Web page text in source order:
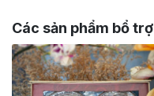
Các sản phẩm bổ trợ